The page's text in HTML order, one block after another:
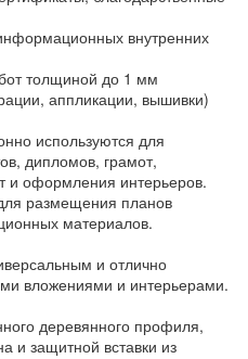
внутренних
толщиной до 1 мм
аппликации, вышивки)
используются для
дипломов, грамот,
и оформления интерьеров.
размещения планов
материалов.
и отлично
вложениями и интерьерами.
деревянного профиля,
и защитной вставки из